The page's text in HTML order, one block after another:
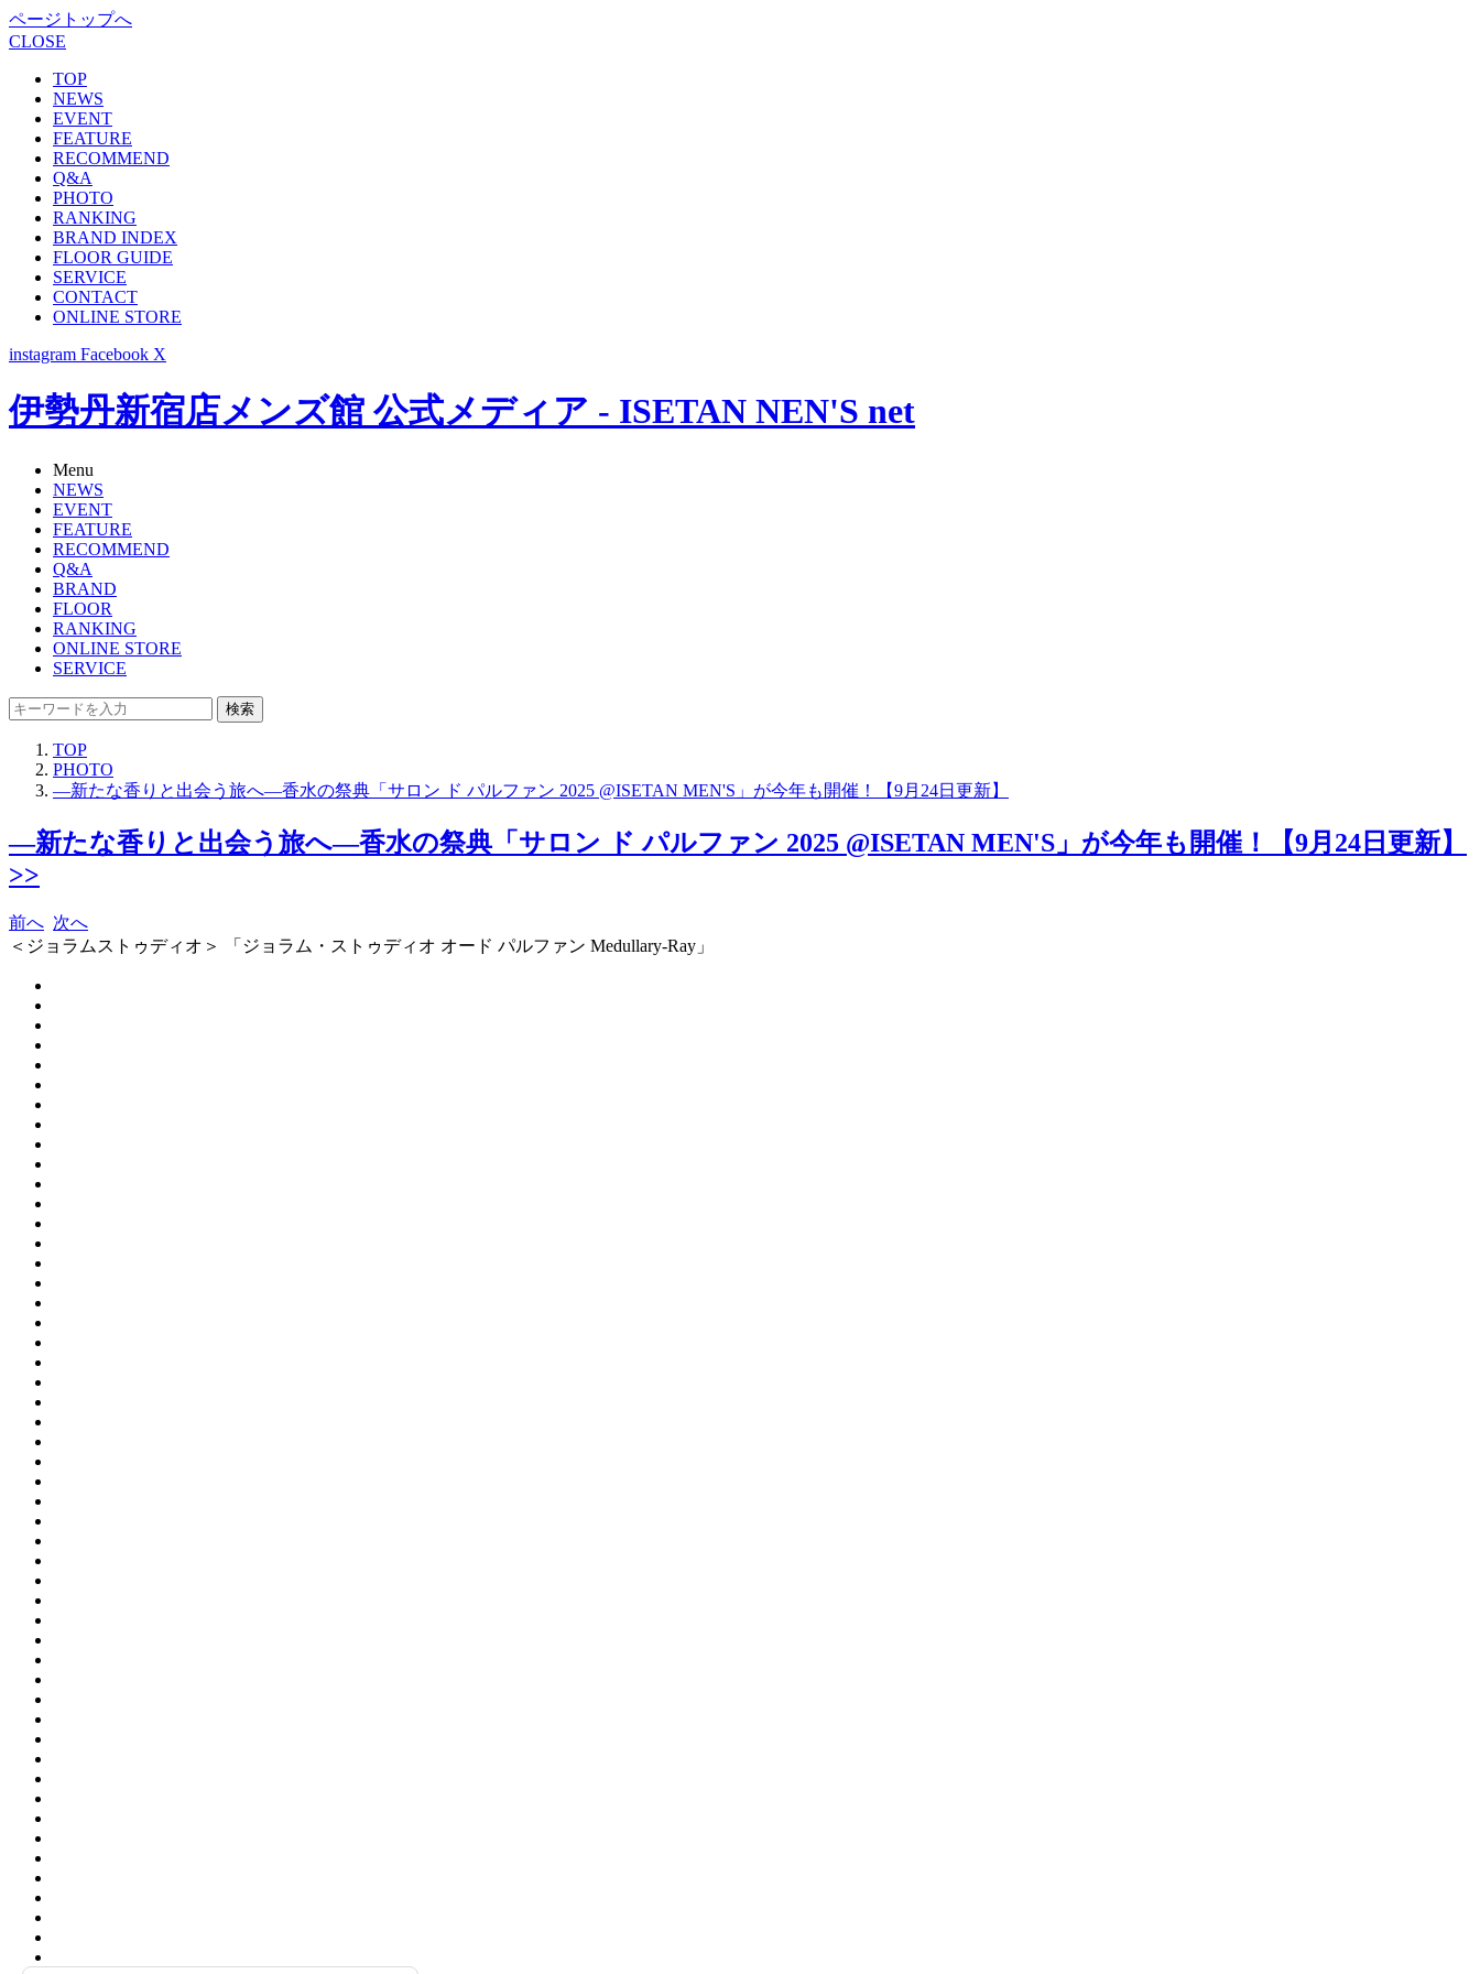
ページトップへ
CLOSE
TOP
NEWS
EVENT
FEATURE
RECOMMEND
Q&A
PHOTO
RANKING
BRAND INDEX
FLOOR GUIDE
SERVICE
CONTACT
ONLINE STORE
instagram Facebook X
伊勢丹新宿店メンズ館 公式メディア - ISETAN NEN'S net
Menu
NEWS
EVENT
FEATURE
RECOMMEND
Q&A
BRAND
FLOOR
RANKING
ONLINE STORE
SERVICE
検索
TOP
PHOTO
―新たな香りと出会う旅へ―香水の祭典「サロン ド パルファン 2025 @ISETAN MEN'S」が今年も開催！【9月24日更新】
―新たな香りと出会う旅へ―香水の祭典「サロン ド パルファン 2025 @ISETAN MEN'S」が今年も開催！【9月24日更新】
>>
前へ 次へ
＜ジョラムストゥディオ＞ 「ジョラム・ストゥディオ オード パルファン Medullary-Ray」